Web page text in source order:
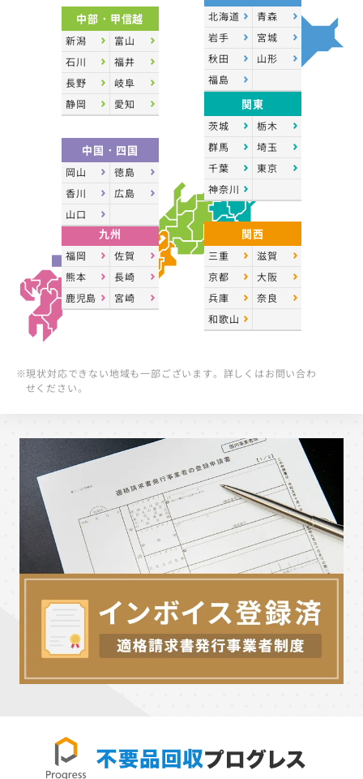
北海道
青森
岩手
宮城
秋田
山形
福島
関東
茨城
栃木
群馬
埼玉
千葉
東京
神奈川
中部・甲信越
新潟
富山
石川
福井
長野
岐阜
静岡
愛知
関西
三重
滋賀
京都
大阪
兵庫
奈良
和歌山
中国・四国
岡山
徳島
香川
広島
山口
九州
福岡
佐賀
熊本
長崎
鹿児島
宮崎
※現状対応できない地域も一部ございます。詳しくはお問い合わ
せください。